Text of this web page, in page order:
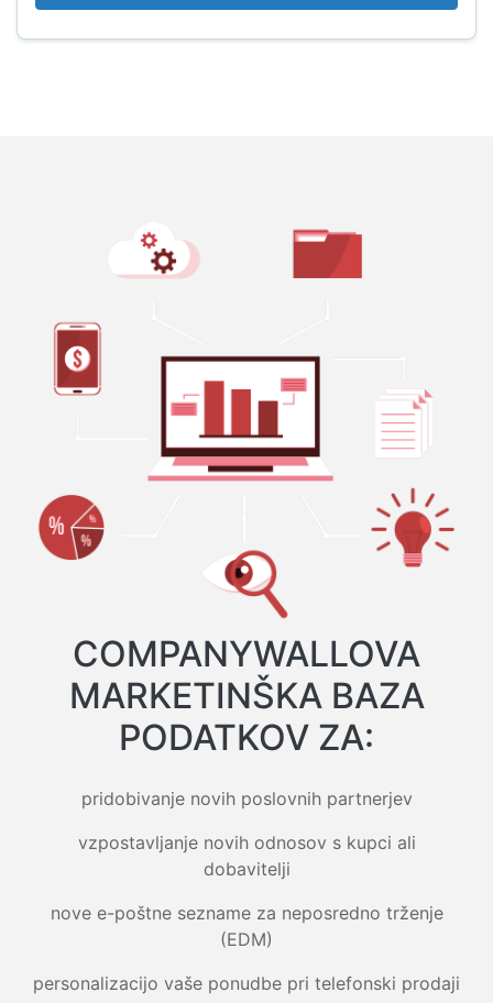
COMPANYWALLOVA
MARKETINŠKA BAZA
PODATKOV ZA:
pridobivanje novih poslovnih partnerjev
vzpostavljanje novih odnosov s kupci ali
dobavitelji
nove e-poštne sezname za neposredno trženje
(EDM)
personalizacijo vaše ponudbe pri telefonski prodaji